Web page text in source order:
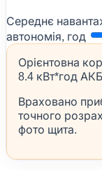
Середнє
автономія, год
Орієнтовна
8.4 кВт*год АКБ
Враховано
точного
фото щита.